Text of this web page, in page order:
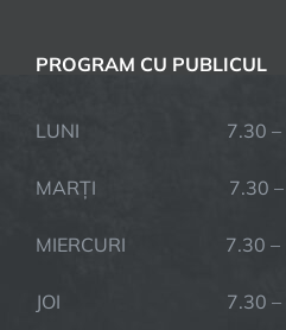
PROGRAM CU PUBLICUL
LUNI 7.30 –
MARȚI 7.30 –
MIERCURI 7.30 –
JOI 7.30 –